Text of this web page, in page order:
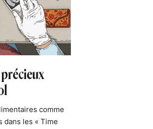
comme
dans les « Time